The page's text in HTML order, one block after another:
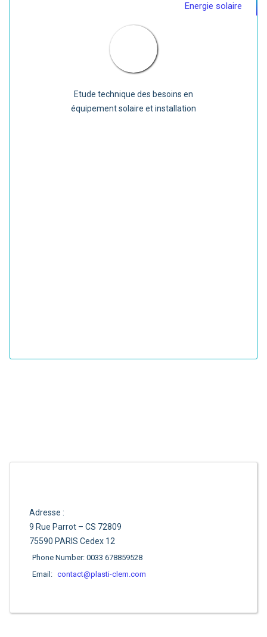
Energie solaire
Etude technique des besoins en
équipement solaire et installation
Adresse :
9 Rue Parrot – CS 72809
75590 PARIS Cedex 12
Phone Number: 0033 678859528
Email: contact@plasti-clem.com